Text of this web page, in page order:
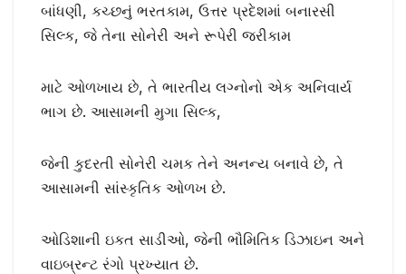
બાંધણી, કચ્છનું ભરતકામ, ઉત્તર પ્રદેશમાં બનારસી
સિલ્ક, જે તેના સોનેરી અને રૂપેરી જરીકામ
માટે ઓળખાય છે, તે ભારતીય લગ્નોનો એક અનિવાર્ય
ભાગ છે. આસામની મુગા સિલ્ક,
જેની કુદરતી સોનેરી ચમક તેને અનન્ય બનાવે છે, તે
આસામની સાંસ્કૃતિક ઓળખ છે.
ઓડિશાની ઇકત સાડીઓ, જેની ભૌમિતિક ડિઝાઇન અને
વાઇબ્રન્ટ રંગો પ્રખ્યાત છે.